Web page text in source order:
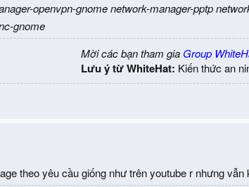
openvpn-gnome network-manager-pptp
gnome
Mời các bạn tham gia Group
Lưu ý từ WhiteHat: Kiến thức an
theo yêu cầu giống như trên youtube r nhưng vẫn